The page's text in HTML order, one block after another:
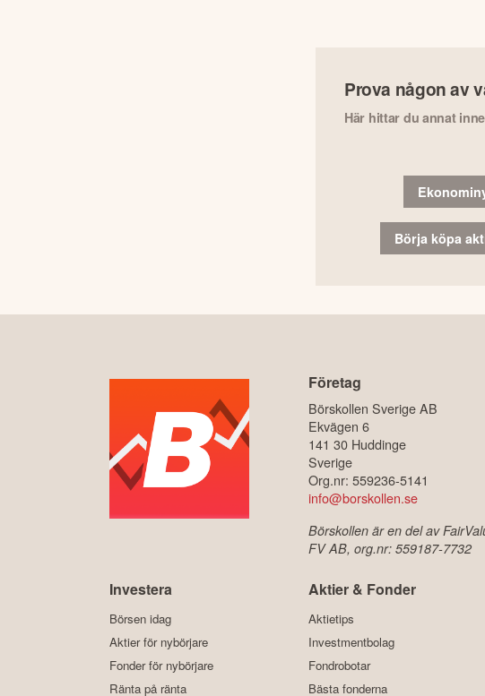
Prova någon av
Här hittar du annat
Börja köpa
Företag
Börskollen Sverige AB
Ekvägen 6
141 30 Huddinge
Sverige
Org.nr: 559236-5141
info@borskollen.se
Börskollen är en del av
FV AB, org.nr: 559187-7732
Investera
Börsen idag
Aktier för nybörjare
Fonder för nybörjare
Ränta på ränta
Aktier & Fonder
Aktietips
Investmentbolag
Fondrobotar
Bästa fonderna